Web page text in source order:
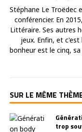
Stéphane Le Troëdec
conférencier. En
Littéraire. Ses autres
jeux. Enfin, et
bonheur est le cinq,
SUR LE MÊME
trop